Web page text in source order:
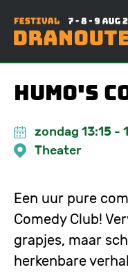
de
inhoud
HUMO's
zondag 13:15 -
Theater
Een uur pure
Comedy Club!
grapjes, maar
herkenbare